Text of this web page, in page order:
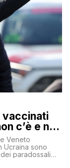
vaccinati
c’è e non
Veneto
Ucraina sono
paradossali